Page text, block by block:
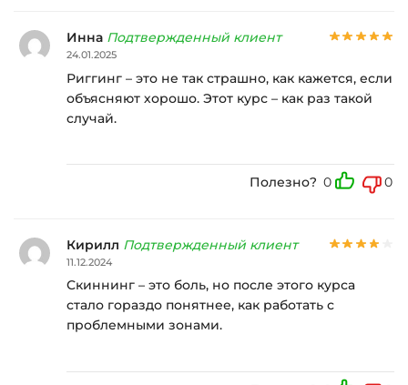
Инна Подтвержденный клиент
24.01.2025
Риггинг – это не так страшно, как кажется, если
объясняют хорошо. Этот курс – как раз такой
случай.
Полезно? 0 0
Кирилл Подтвержденный клиент
11.12.2024
Скиннинг – это боль, но после этого курса
стало гораздо понятнее, как работать с
проблемными зонами.